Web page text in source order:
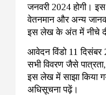
जनवरी 2024 होगी। इस
वेतनमान और अन्य
इस लेख के अंत में नीचे
आवेदन विंडो 11 दिसंबर
सभी विवरण जैसे
इस लेख में साझा किया
अधिसूचना पढ़ें।